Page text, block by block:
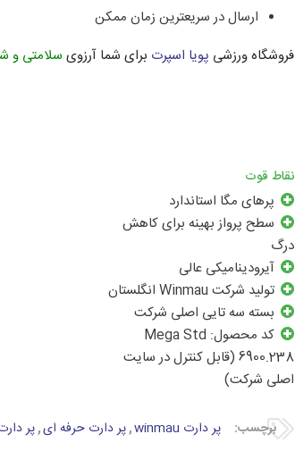
ارسال در سریعترین زمان ممکن
فروشگاه ورزشی پویا اسپرت برای شما آرزوی سلامتی و
نقاط قوت
پرهای مگا استاندارد
سطح پرواز بهینه برای کاهش
درگ
آیرودینامیکی عالی
تولید شرکت Winmau انگلستان
بسته سه تایی اصلی شرکت
کد محصول: Mega Std
6900.238 (قابل کنترل در سایت
اصلی شرکت)
برچسب: پر دارت winmau ,پر دارت حرفه ای,پر